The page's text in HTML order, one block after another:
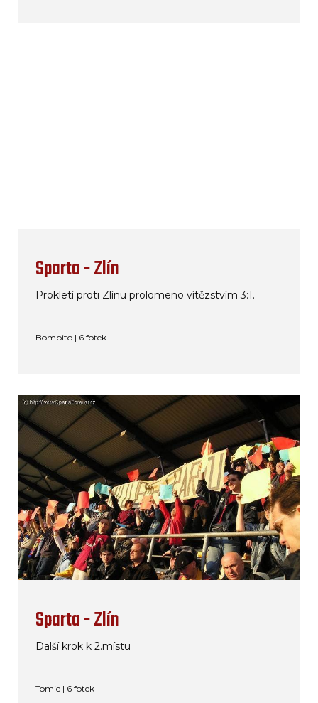
Sparta - Zlín
Prokletí proti Zlínu prolomeno vítězstvím 3:1.
Bombito | 6 fotek
Sparta - Zlín
Další krok k 2.místu
Tomie | 6 fotek